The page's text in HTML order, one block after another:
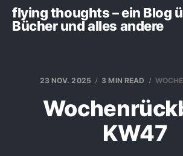
flying thoughts – ein Blog
Bücher und alles andere
23 NOV. 2025 3 MIN READ
KW47